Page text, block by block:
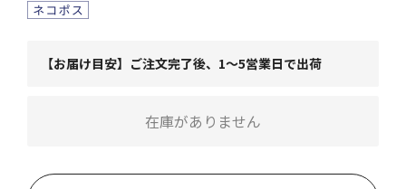
【お届け目安】ご注文完了後、1～5営業日で出荷
在庫がありません